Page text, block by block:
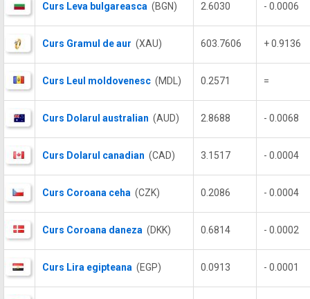
Curs Leva bulgareasca (BGN) 2.6030 - 0.0006
Curs Gramul de aur (XAU) 603.7606 + 0.9136
Curs Leul moldovenesc (MDL) 0.2571 =
Curs Dolarul australian (AUD) 2.8688 - 0.0068
Curs Dolarul canadian (CAD) 3.1517 - 0.0004
Curs Coroana ceha (CZK) 0.2086 - 0.0004
Curs Coroana daneza (DKK) 0.6814 - 0.0002
Curs Lira egipteana (EGP) 0.0913 - 0.0001